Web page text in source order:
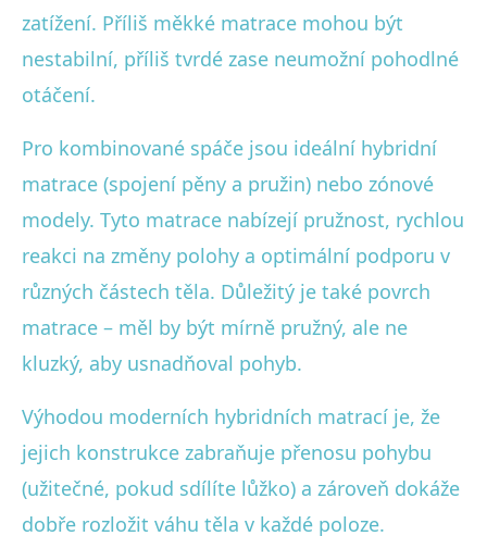
zatížení. Příliš měkké matrace mohou být
nestabilní, příliš tvrdé zase neumožní pohodlné
otáčení.
Pro kombinované spáče jsou ideální hybridní
matrace (spojení pěny a pružin) nebo zónové
modely. Tyto matrace nabízejí pružnost, rychlou
reakci na změny polohy a optimální podporu v
různých částech těla. Důležitý je také povrch
matrace – měl by být mírně pružný, ale ne
kluzký, aby usnadňoval pohyb.
Výhodou moderních hybridních matrací je, že
jejich konstrukce zabraňuje přenosu pohybu
(užitečné, pokud sdílíte lůžko) a zároveň dokáže
dobře rozložit váhu těla v každé poloze.